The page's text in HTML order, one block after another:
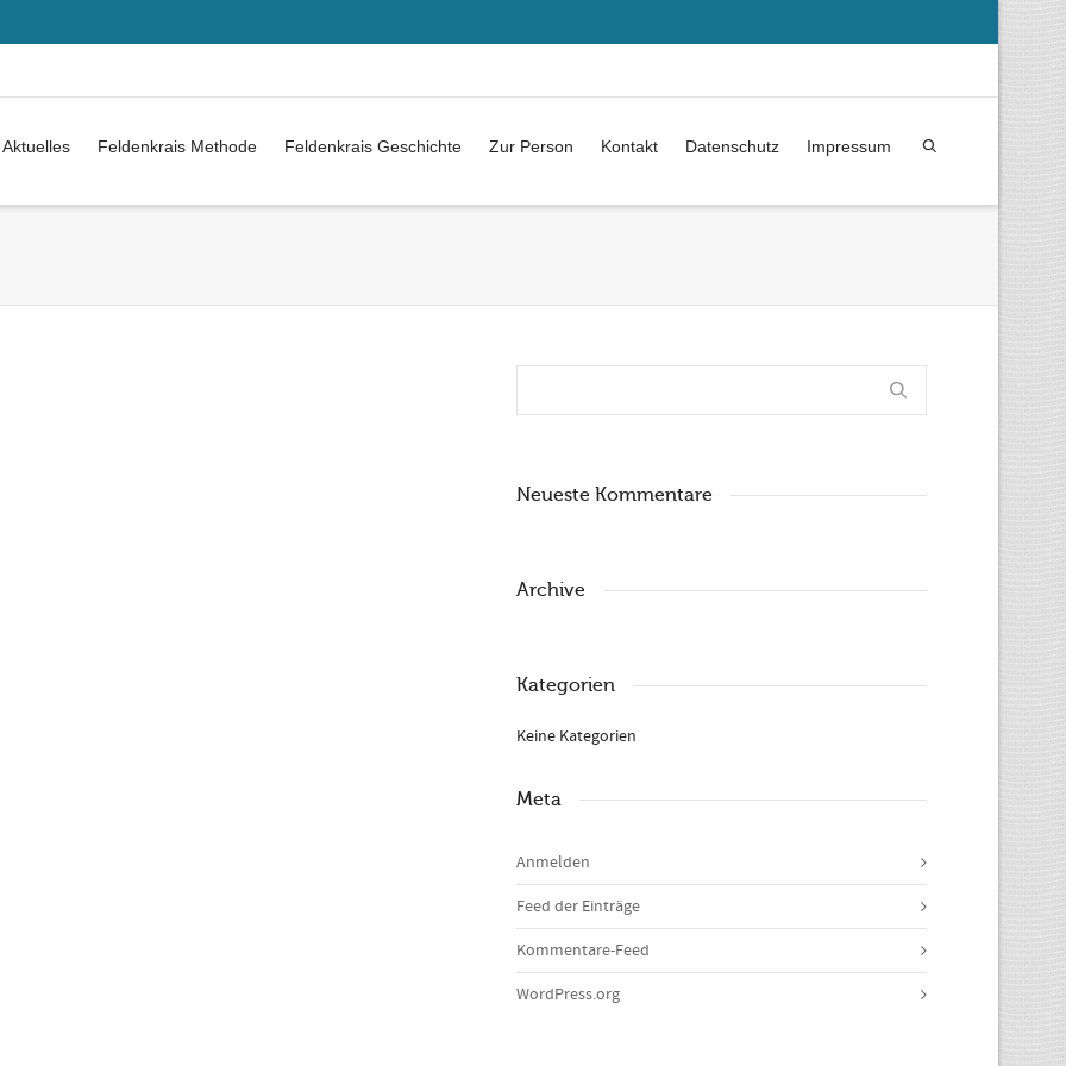
Aktuelles Feldenkrais Methode Feldenkrais Geschichte Zur Person Kontakt Datenschutz Impressum
Neueste Kommentare
Archive
Kategorien
Keine Kategorien
Meta
Anmelden
Feed der Einträge
Kommentare-Feed
WordPress.org